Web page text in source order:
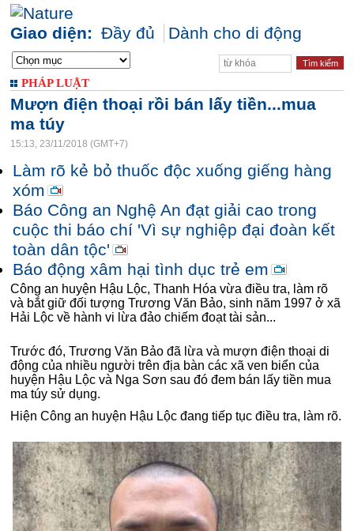
Giao diện: Đầy đủ Dành cho di động
PHÁP LUẬT
Mượn điện thoại rồi bán lấy tiền...mua
ma túy
15:13, 23/11/2018 (GMT+7)
Làm rõ kẻ bỏ thuốc độc xuống giếng hàng
xóm
Báo Công an Nghệ An đạt giải cao trong
cuộc thi báo chí 'Vì sự nghiệp đại đoàn kết
toàn dân tộc'
Báo động xâm hại tình dục trẻ em
Công an huyện Hậu Lộc, Thanh Hóa vừa điều tra, làm rõ
và bắt giữ đối tượng Trương Văn Bảo, sinh năm 1997 ở xã
Hải Lộc về hành vi lừa đảo chiếm đoạt tài sản...
Trước đó, Trương Văn Bảo đã lừa và mượn điện thoại di
động của nhiều người trên địa bàn các xã ven biển của
huyện Hậu Lộc và Nga Sơn sau đó đem bán lấy tiền mua
ma túy sử dụng.
Hiện Công an huyện Hậu Lộc đang tiếp tục điều tra, làm rõ.